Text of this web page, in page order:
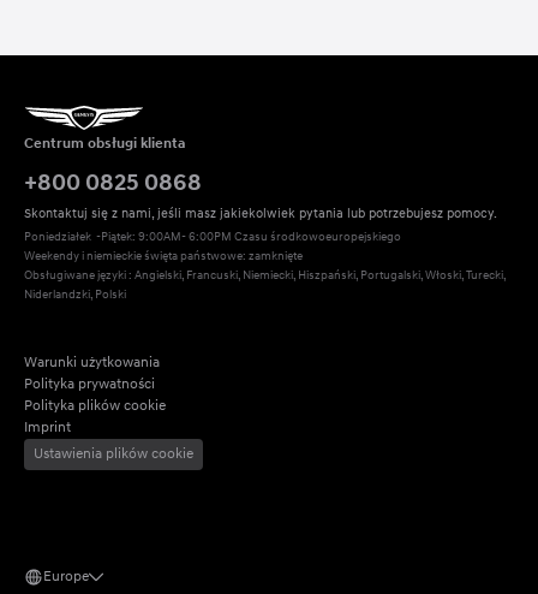
Centrum obsługi klienta
+800 0825 0868
Skontaktuj się z nami, jeśli masz jakiekolwiek pytania lub potrzebujesz pomocy.
Poniedziałek  -Piątek: 9:00AM- 6:00PM Czasu środkowoeuropejskiego
Weekendy i niemieckie święta państwowe: zamknięte
Obsługiwane języki : Angielski, Francuski, Niemiecki, Hiszpański, Portugalski, Włoski, Turecki,
Niderlandzki, Polski
Warunki użytkowania
Polityka prywatności
Polityka plików cookie
Imprint
Ustawienia plików cookie
Europe